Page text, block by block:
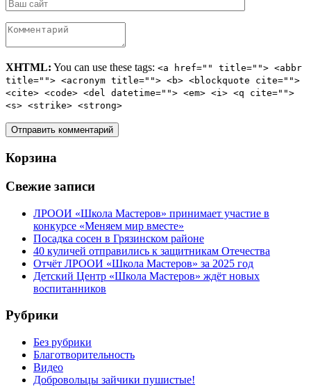
XHTML: You can use these tags: <a href="" title=""> <abbr
title=""> <acronym title=""> <b> <blockquote cite="">
<cite> <code> <del datetime=""> <em> <i> <q cite="">
<s> <strike> <strong>
Корзина
Свежие записи
ЛРООИ «Школа Мастеров» принимает участие в
конкурсе «Меняем мир вместе»
Посадка сосен в Грязинском районе
40 куличей отправились к защитникам Отечества
Отчёт ЛРООИ «Школа Мастеров» за 2025 год
Детский Центр «Школа Мастеров» ждёт новых
воспитанников
Рубрики
Без рубрики
Благотворительность
Видео
Добровольцы зайчики пушистые!